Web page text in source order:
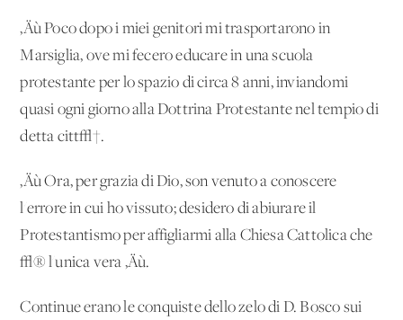
‚Äù Poco dopo i miei genitori mi trasportarono in
Marsiglia, ove mi fecero educare in una scuola
protestante per lo spazio di circa 8 anni, inviandomi
quasi ogni giorno alla Dottrina Protestante nel tempio di
detta citt√†.
‚Äù Ora, per grazia di Dio, son venuto a conoscere
l'errore in cui ho vissuto; desidero di abiurare il
Protestantismo per affigliarmi alla Chiesa Cattolica che
√® l'unica vera ‚Äù.
Continue erano le conquiste dello zelo di D. Bosco sui